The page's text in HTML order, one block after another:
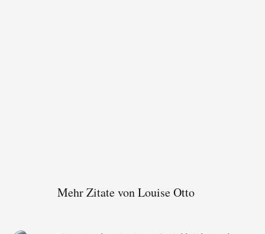
Mehr Zitate von Louise Otto